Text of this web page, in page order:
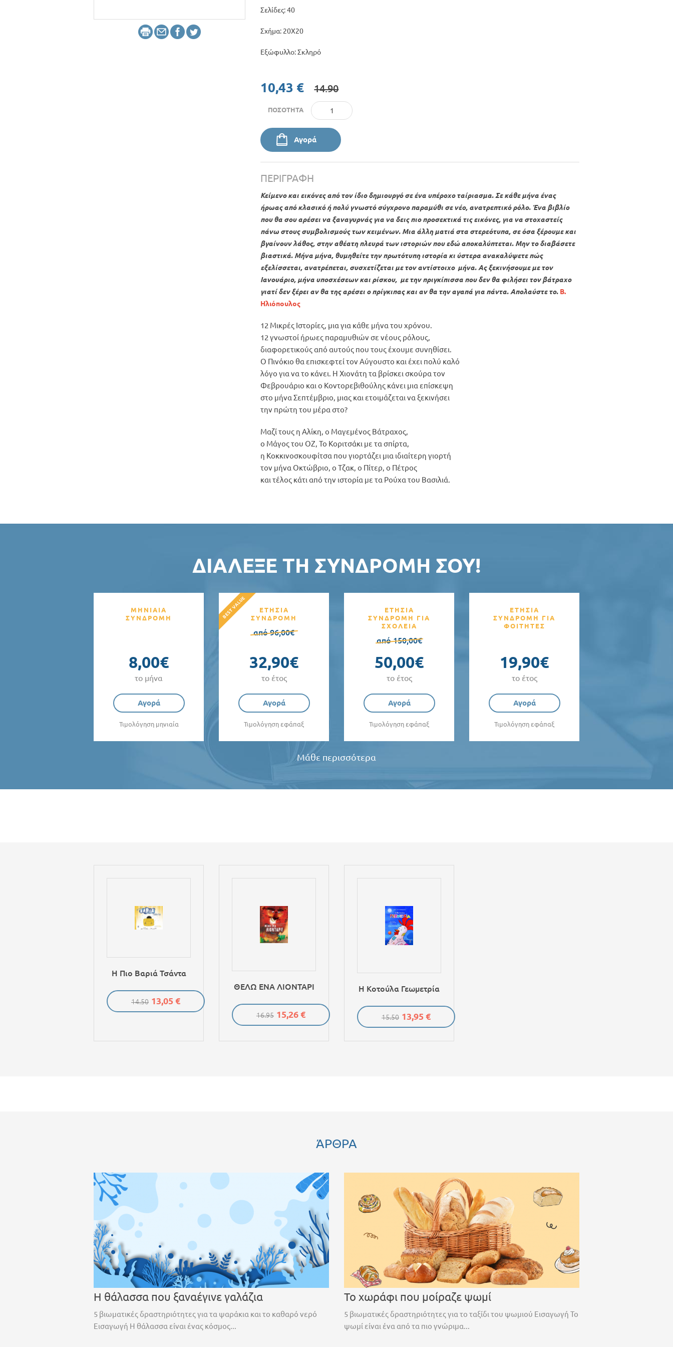
Σελίδες: 40
Σχήμα: 20Χ20
Εξώφυλλο: Σκληρό
10,43 € 14.90
ΠΟΣΌΤΗΤΑ
Αγορά
ΠΕΡΙΓΡΑΦΉ
Κείμενο και εικόνες από τον ίδιο δημιουργό σε ένα υπέροχο ταίριασμα. Σε κάθε μήνα ένας
ήρωας από κλασικό ή πολύ γνωστό σύγχρονο παραμύθι σε νέο, ανατρεπτικό ρόλο. Ένα βιβλίο
που θα σου αρέσει να ξαναγυρνάς για να δεις πιο προσεκτικά τις εικόνες, για να στοχαστείς
πάνω στους συμβολισμούς των κειμένων. Μια άλλη ματιά στα στερεότυπα, σε όσα ξέρουμε και
βγαίνουν λάθος, στην αθέατη πλευρά των ιστοριών που εδώ αποκαλύπτεται. Μην το διαβάσετε
βιαστικά. Μήνα μήνα, θυμηθείτε την πρωτότυπη ιστορία κι ύστερα ανακαλύψετε πώς
εξελίσσεται, ανατρέπεται, συσχετίζεται με τον αντίστοιχο μήνα. Ας ξεκινήσουμε με τον
Ιανουάριο, μήνα υποσχέσεων και ρίσκου, με την πριγκίπισσα που δεν θα φιλήσει τον βάτραχο
γιατί δεν ξέρει αν θα της αρέσει ο πρίγκιπας και αν θα την αγαπά για πάντα. Απολαύστε το. Β.
Ηλιόπουλος
12 Μικρές Ιστορίες, μια για κάθε μήνα του χρόνου.
12 γνωστοί ήρωες παραμυθιών σε νέους ρόλους,
διαφορετικούς από αυτούς που τους έχουμε συνηθίσει.
Ο Πινόκιο θα επισκεφτεί τον Αύγουστο και έχει πολύ καλό
λόγο για να το κάνει. Η Χιονάτη τα βρίσκει σκούρα τον
Φεβρουάριο και ο Κοντορεβιθούλης κάνει μια επίσκεψη
στο μήνα Σεπτέμβριο, μιας και ετοιμάζεται να ξεκινήσει
την πρώτη του μέρα στο?
Μαζί τους η Αλίκη, ο Μαγεμένος Βάτραχος,
ο Μάγος του ΟΖ, Το Κοριτσάκι με τα σπίρτα,
η Κοκκινοσκουφίτσα που γιορτάζει μια ιδιαίτερη γιορτή
τον μήνα Οκτώβριο, ο Τζακ, ο Πίτερ, ο Πέτρος
και τέλος κάτι από την ιστορία με τα Ρούχα του Βασιλιά.
ΔΙΆΛΕΞΕ ΤΗ ΣΥΝΔΡΟΜΉ ΣΟΥ!
ΜΗΝΙΑΙΑ
ΣΥΝΔΡΟΜΗ
8,00€
το μήνα
Αγορά
Τιμολόγηση μηνιαία
ΕΤΗΣΙΑ
ΣΥΝΔΡΟΜΗ
από 96,00€
32,90€
το έτος
Αγορά
Τιμολόγηση εφάπαξ
ΕΤΗΣΙΑ
ΣΥΝΔΡΟΜΗ ΓΙΑ
ΣΧΟΛΕΙΑ
από 150,00€
50,00€
το έτος
Αγορά
Τιμολόγηση εφάπαξ
ΕΤΗΣΙΑ
ΣΥΝΔΡΟΜΗ ΓΙΑ
ΦΟΙΤΗΤΕΣ
19,90€
το έτος
Αγορά
Τιμολόγηση εφάπαξ
Μάθε περισσότερα
Η Πιο Βαριά Τσάντα
14.50 13,05 €
ΘΕΛΩ ΕΝΑ ΛΙΟΝΤΑΡΙ
16.95 15,26 €
Η Κοτούλα Γεωμετρία
15.50 13,95 €
ΆΡΘΡΑ
Η θάλασσα που ξαναέγινε γαλάζια
5 βιωματικές δραστηριότητες για τα ψαράκια και το καθαρό νερό
Εισαγωγή Η θάλασσα είναι ένας κόσμος...
Το χωράφι που μοίραζε ψωμί
5 βιωματικές δραστηριότητες για το ταξίδι του ψωμιού Εισαγωγή Το
ψωμί είναι ένα από τα πιο γνώριμα...